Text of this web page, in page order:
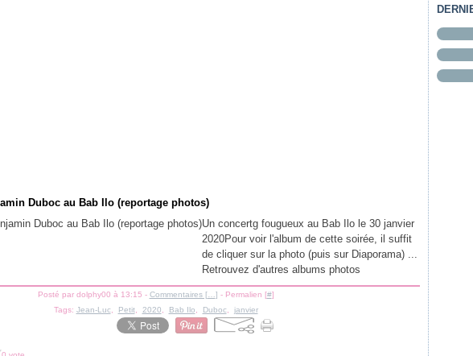
Duboc au Bab Ilo (reportage photos)
Un concertg fougueux au Bab Ilo le 30 janvier
2020Pour voir l'album de cette soirée, il suffit
de cliquer sur la photo (puis sur Diaporama) ...
Retrouvez d'autres albums photos
Posté par dolphy00 à 13:15 - Commentaires [… ] - Permalien [#]
Tags: Jean-Luc, Petit, 2020 Bab Ilo Duboc, janvier